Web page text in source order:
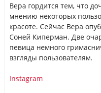
Вера гордится тем, что
мнению некоторых
красоте. Сейчас Вера
Соней Киперман. Две
певица немного
взгляды пользователям.
Instagram